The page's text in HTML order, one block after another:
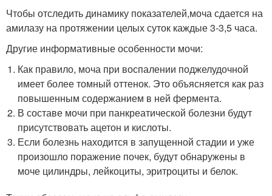
Чтобы отследить динамику показателей,моча сдается на
амилазу на протяжении целых суток каждые 3-3,5 часа.
Другие информативные особенности мочи:
Как правило, моча при воспалении поджелудочной
имеет более томный оттенок. Это объясняется как раз
повышенным содержанием в ней фермента.
В составе мочи при панкреатической болезни будут
присутствовать ацетон и кислоты.
Если болезнь находится в запущенной стадии и уже
произошло поражение почек, будут обнаружены в
моче цилиндры, лейкоциты, эритроциты и белок.